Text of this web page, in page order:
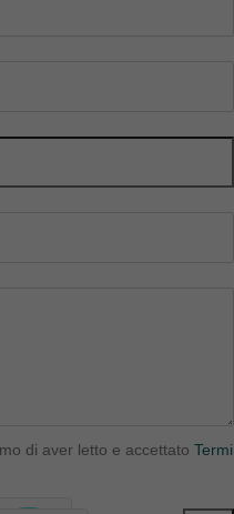
di aver letto e accettato